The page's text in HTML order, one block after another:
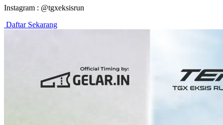
Instagram : @tgxeksisrun
Daftar Sekarang